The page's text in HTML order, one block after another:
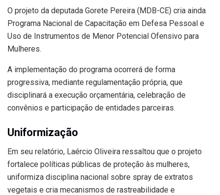
O projeto da deputada Gorete Pereira (MDB-CE) cria ainda
Programa Nacional de Capacitação em Defesa Pessoal e
Uso de Instrumentos de Menor Potencial Ofensivo para
Mulheres.
A implementação do programa ocorrerá de forma
progressiva, mediante regulamentação própria, que
disciplinará a execução orçamentária, celebração de
convênios e participação de entidades parceiras.
Uniformização
Em seu relatório, Laércio Oliveira ressaltou que o projeto
fortalece políticas públicas de proteção às mulheres,
uniformiza disciplina nacional sobre spray de extratos
vegetais e cria mecanismos de rastreabilidade e